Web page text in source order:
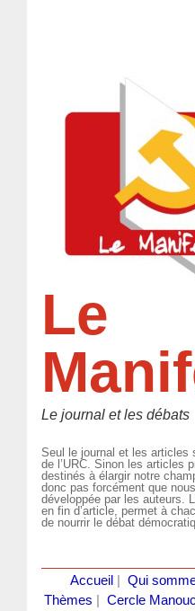
Le
Le journal et les débats
Seul le journal et les articles
de l’URC. Sinon les articles
destinés à élargir notre
donc pas forcément que
développée par les auteurs.
en fin d’article, permet à
de nourrir le débat
Accueil Qui
Thèmes
Cercle